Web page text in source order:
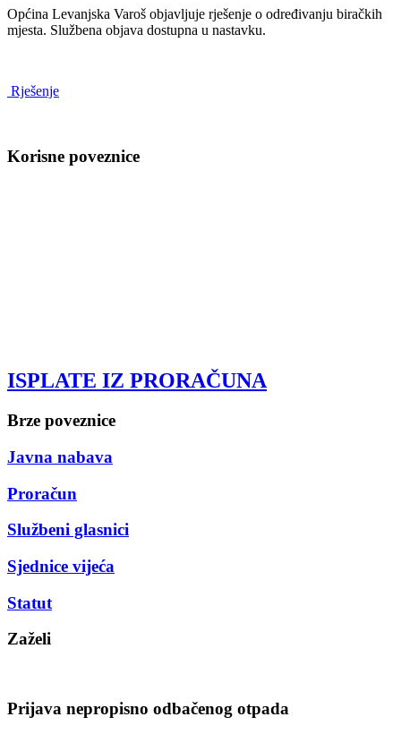
Općina Levanjska Varoš objavljuje rješenje o određivanju biračkih
mjesta. Službena objava dostupna u nastavku.
Rješenje
Korisne poveznice
ISPLATE IZ PRORAČUNA
Brze poveznice
Javna nabava
Proračun
Službeni glasnici
Sjednice vijeća
Statut
Zaželi
Prijava nepropisno odbačenog otpada